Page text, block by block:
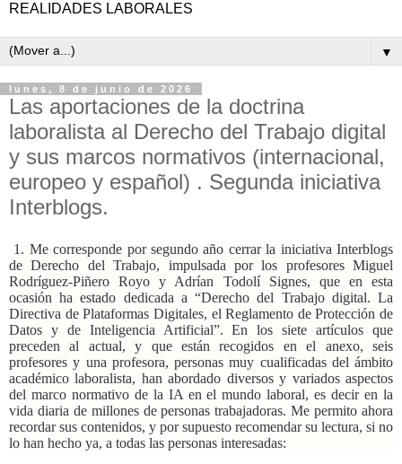
REALIDADES LABORALES
▼
lunes, 8 de junio de 2026
Las aportaciones de la doctrina
laboralista al Derecho del Trabajo digital
y sus marcos normativos (internacional,
europeo y español) . Segunda iniciativa
Interblogs.
1. Me corresponde por segundo año cerrar la iniciativa Interblogs
de Derecho del Trabajo, impulsada por los profesores Miguel
Rodríguez-Piñero Royo y Adrían Todolí Signes, que en esta
ocasión ha estado dedicada a “Derecho del Trabajo digital. La
Directiva de Plataformas Digitales, el Reglamento de Protección de
Datos y de Inteligencia Artificial”. En los siete artículos que
preceden al actual, y que están recogidos en el anexo, seis
profesores y una profesora, personas muy cualificadas del ámbito
académico laboralista, han abordado diversos y variados aspectos
del marco normativo de la IA en el mundo laboral, es decir en la
vida diaria de millones de personas trabajadoras. Me permito ahora
recordar sus contenidos, y por supuesto recomendar su lectura, si no
lo han hecho ya, a todas las personas interesadas: